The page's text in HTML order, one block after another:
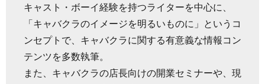
キャスト・ボーイ経験を持つライターを中心に、
「キャバクラのイメージを明るいものに」というコ
ンセプトで、キャバクラに関する有意義な情報コン
テンツを多数執筆。
また、キャバクラの店長向けの開業セミナーや、現